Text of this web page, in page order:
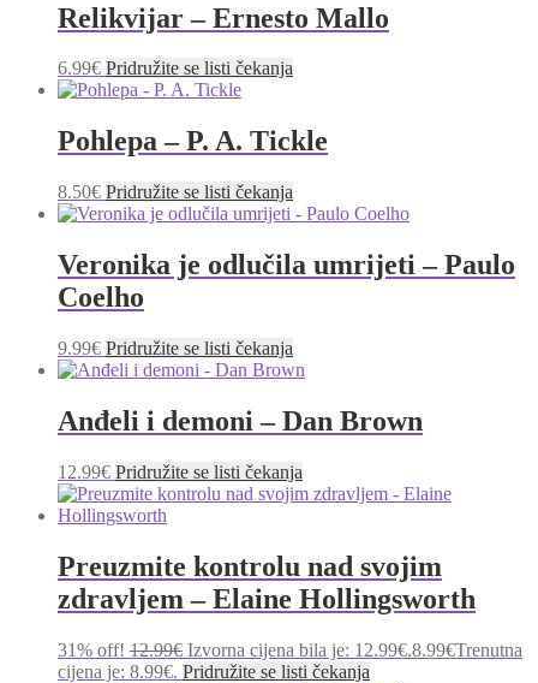
Relikvijar – Ernesto Mallo
6.99€ Pridružite se listi čekanja
Pohlepa – P. A. Tickle
8.50€ Pridružite se listi čekanja
Veronika je odlučila umrijeti – Paulo
Coelho
9.99€ Pridružite se listi čekanja
Anđeli i demoni – Dan Brown
12.99€ Pridružite se listi čekanja
Preuzmite kontrolu nad svojim
zdravljem – Elaine Hollingsworth
31% off! 12.99€ Izvorna cijena bila je: 12.99€.8.99€Trenutna
cijena je: 8.99€. Pridružite se listi čekanja